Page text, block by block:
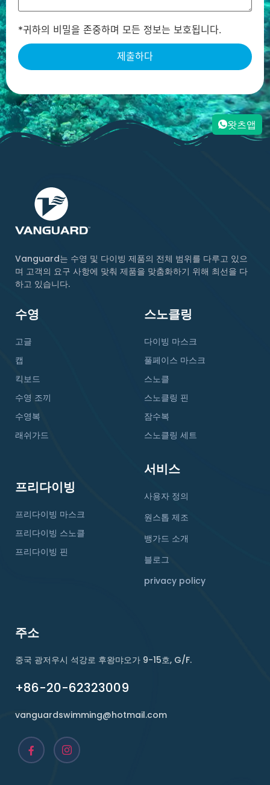
*귀하의 비밀을 존중하며 모든 정보는 보호됩니다.
Vanguard는 수영 및 다이빙 제품의 전체 범위를 다루고 있으
며 고객의 요구 사항에 맞춰 제품을 맞춤화하기 위해 최선을 다
하고 있습니다.
수영
고글
캡
킥보드
수영 조끼
수영복
래쉬가드
스노클링
다이빙 마스크
풀페이스 마스크
스노클
스노클링 핀
잠수복
스노클링 세트
프리다이빙
프리다이빙 마스크
프리다이빙 스노클
프리다이빙 핀
서비스
사용자 정의
원스톱 제조
뱅가드 소개
블로그
privacy policy
주소
중국 광저우시 석강로 후왕먀오가 9-15호, G/F.
+86-20-62323009
vanguardswimming@hotmail.com
왓츠앱